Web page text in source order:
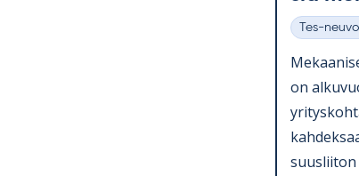
Kategoriat
Tes-
on
suus­lii­ton